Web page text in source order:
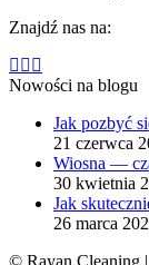
Znajdź nas na:
Facebook
page
window
X
page
in
new
window
page
in
new
window
Nowości na blogu
Jak pozbyć
21 czerwca
Wiosna —
30 kwietnia
Jak
26 marca
© Rayan Cleaning